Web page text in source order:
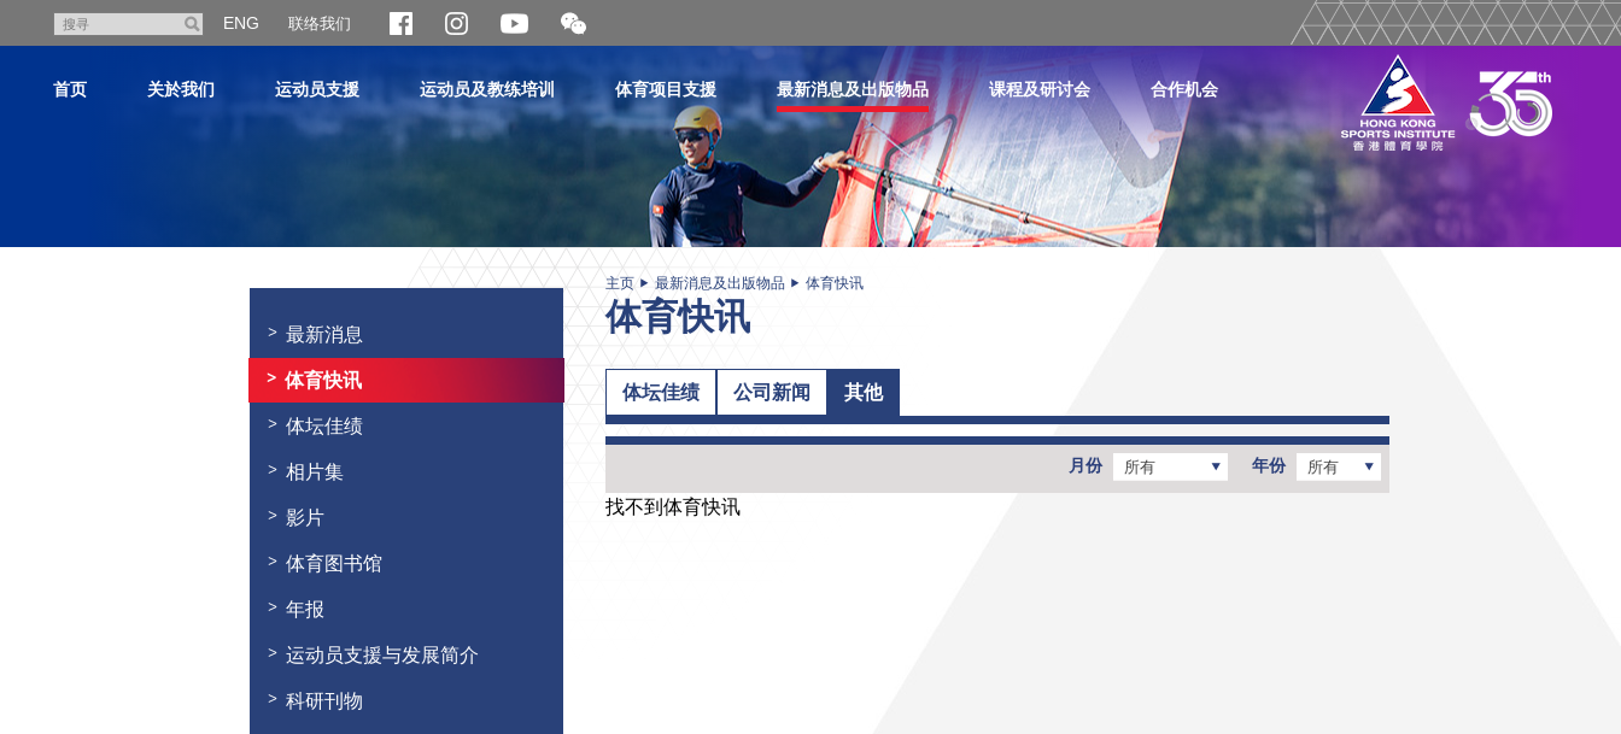
寻
ENG 联络我们
开
合
维
首页 关於我们 运动员支援 运动员及教练培训 体育项目支援 最新消息及出版物品 课程及研讨会 合作机会
最新消息
体育快讯
体坛佳绩
相片集
影片
体育图书馆
年报
运动员支援与发展简介
科研刊物
主页 最新消息及出版物品 体育快讯
体育快讯
体坛佳绩 公司新闻 其他
年份 所有
月份 所有
找不到体育快讯